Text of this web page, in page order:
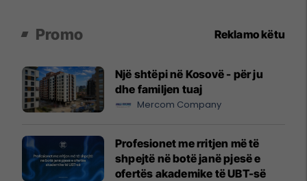
Promo Reklamo këtu
Një shtëpi në Kosovë - për ju
dhe familjen tuaj
Mercom Company
Profesionet me rritjen më të
shpejtë në botë janë pjesë e
ofertës akademike të UBT-së